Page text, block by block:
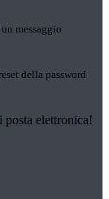
messaggio
della password
posta elettronica!